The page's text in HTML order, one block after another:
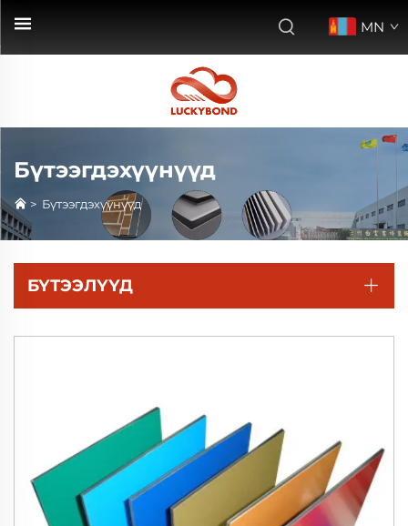
MN
Бүтээгдэхүүнүүд
> Бүтээгдэхүүнүүд
БҮТЭЭЛҮҮД